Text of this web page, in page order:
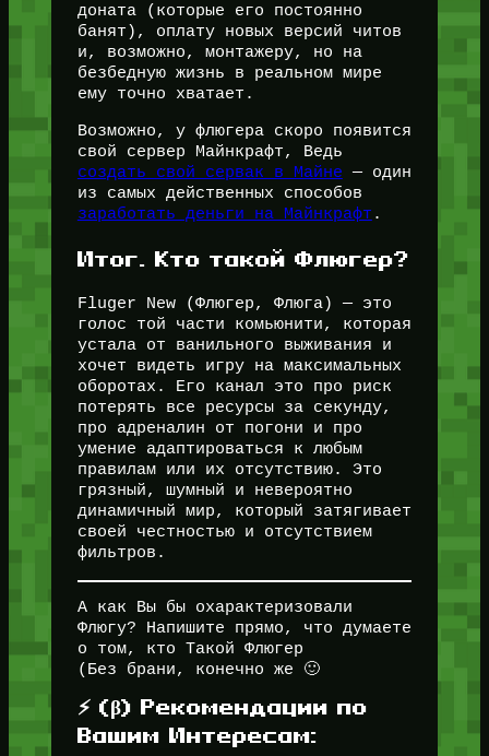
доната (которые его постоянно
банят), оплату новых версий читов
и, возможно, монтажеру, но на
безбедную жизнь в реальном мире
ему точно хватает.
Возможно, у флюгера скоро появится
свой сервер Майнкрафт, Ведь
создать свой сервак в Майне — один
из самых действенных способов
заработать деньги на Майнкрафт .
Итог. Кто такой Флюгер?
Fluger New (Флюгер, Флюга) — это
голос той части комьюнити, которая
устала от ванильного выживания и
хочет видеть игру на максимальных
оборотах. Его канал это про риск
потерять все ресурсы за секунду,
про адреналин от погони и про
умение адаптироваться к любым
правилам или их отсутствию. Это
грязный, шумный и невероятно
динамичный мир, который затягивает
своей честностью и отсутствием
фильтров.
А как Вы бы охарактеризовали
Флюгу? Напишите прямо, что думаете
о том, кто Такой Флюгер
(Без брани, конечно же 🙂
⚡ (β) Рекомендации по
Вашим Интересам: